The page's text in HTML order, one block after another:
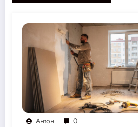
Антон 0